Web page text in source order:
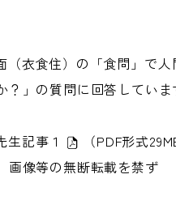
（衣食住）の「食問」で
」の質問に回答していま
生記事１
（PDF形式
像等の無断転載を禁ず